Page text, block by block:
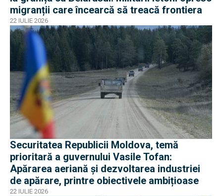
migranții care încearcă să treacă frontiera
22 IULIE 2026
Securitatea Republicii Moldova, temă
prioritară a guvernului Vasile Tofan:
Apărarea aeriană și dezvoltarea industriei
de apărare, printre obiectivele ambițioase
22 IULIE 2026